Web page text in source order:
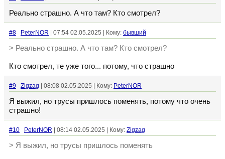
Реально страшно. А что там? Кто смотрел?
#8 PeterNOR | 07:54 02.05.2025 | Кому: бывший
> Реально страшно. А что там? Кто смотрел?
Кто смотрел, те уже того... потому, что страшно
#9 Zigzag | 08:08 02.05.2025 | Кому: PeterNOR
Я выжил, но трусы пришлось поменять, потому что очень
страшно!
#10 PeterNOR | 08:14 02.05.2025 | Кому: Zigzag
> Я выжил, но трусы пришлось поменять